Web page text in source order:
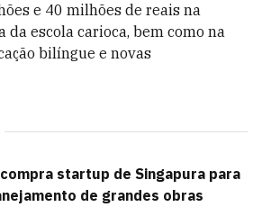
e 40 milhões de reais na
da escola carioca, bem como na
bilíngue e novas
startup de Singapura para
de grandes obras